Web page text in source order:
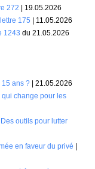
272 | 19.05.2026
175 | 11.05.2026
1243 du 21.05.2026
15 ans ? | 21.05.2026
change pour les
outils pour lutter
en faveur du privé